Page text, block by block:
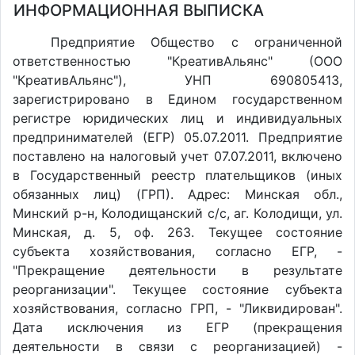
ИНФОРМАЦИОННАЯ ВЫПИСКА
Предприятие Общество с ограниченной
ответственностью "КреативАльянс" (ООО
"КреативАльянс"), УНП 690805413,
зарегистрировано в Едином государственном
регистре юридических лиц и индивидуальных
предпринимателей (ЕГР) 05.07.2011. Предприятие
поставлено на налоговый учет 07.07.2011, включено
в Государственный реестр плательщиков (иных
обязанных лиц) (ГРП). Адрес: Минская обл.,
Минский р-н, Колодищанский с/с, аг. Колодищи, ул.
Минская, д. 5, оф. 263. Текущее состояние
субъекта хозяйствования, согласно ЕГР, -
"Прекращение деятельности в результате
реорганизации". Текущее состояние субъекта
хозяйствования, согласно ГРП, - "Ликвидирован".
Дата исключения из ЕГР (прекращения
деятельности в связи с реорганизацией) -